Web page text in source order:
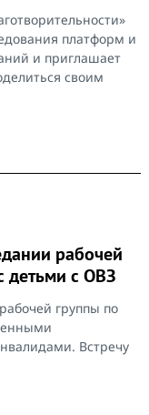
платформ и
и приглашает
своим
рабочей
детьми с ОВЗ
группы по
Встречу